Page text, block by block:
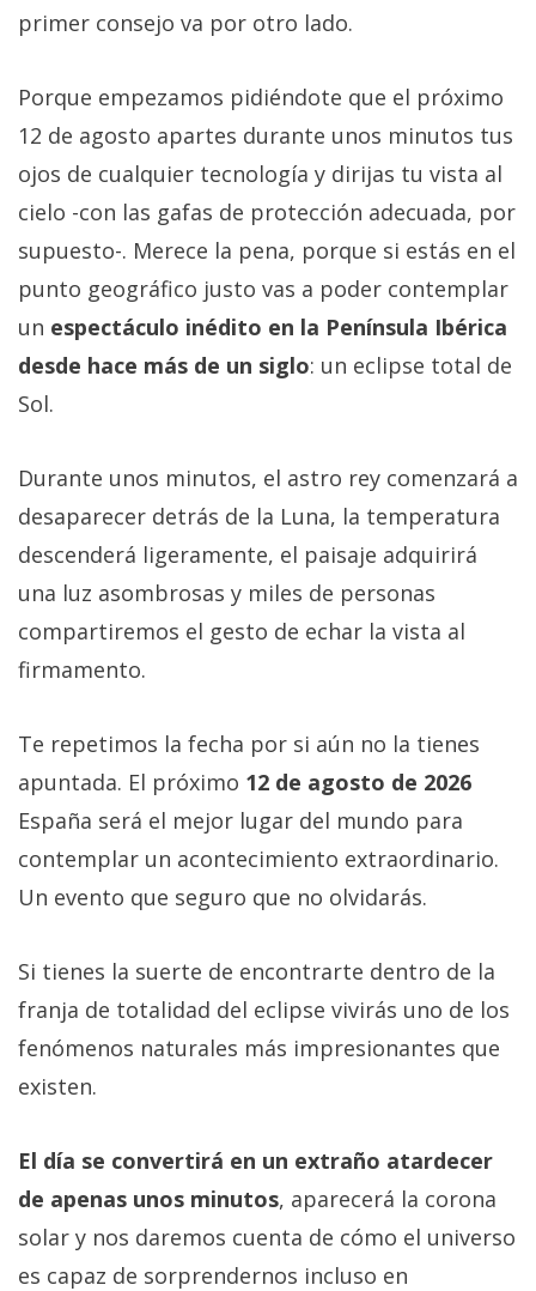
primer consejo va por otro lado.
Porque empezamos pidiéndote que el próximo
12 de agosto apartes durante unos minutos tus
ojos de cualquier tecnología y dirijas tu vista al
cielo -con las gafas de protección adecuada, por
supuesto-. Merece la pena, porque si estás en el
punto geográfico justo vas a poder contemplar
un espectáculo inédito en la Península Ibérica
desde hace más de un siglo: un eclipse total de
Sol.
Durante unos minutos, el astro rey comenzará a
desaparecer detrás de la Luna, la temperatura
descenderá ligeramente, el paisaje adquirirá
una luz asombrosas y miles de personas
compartiremos el gesto de echar la vista al
firmamento.
Te repetimos la fecha por si aún no la tienes
apuntada. El próximo 12 de agosto de 2026
España será el mejor lugar del mundo para
contemplar un acontecimiento extraordinario.
Un evento que seguro que no olvidarás.
Si tienes la suerte de encontrarte dentro de la
franja de totalidad del eclipse vivirás uno de los
fenómenos naturales más impresionantes que
existen.
El día se convertirá en un extraño atardecer
de apenas unos minutos, aparecerá la corona
solar y nos daremos cuenta de cómo el universo
es capaz de sorprendernos incluso en